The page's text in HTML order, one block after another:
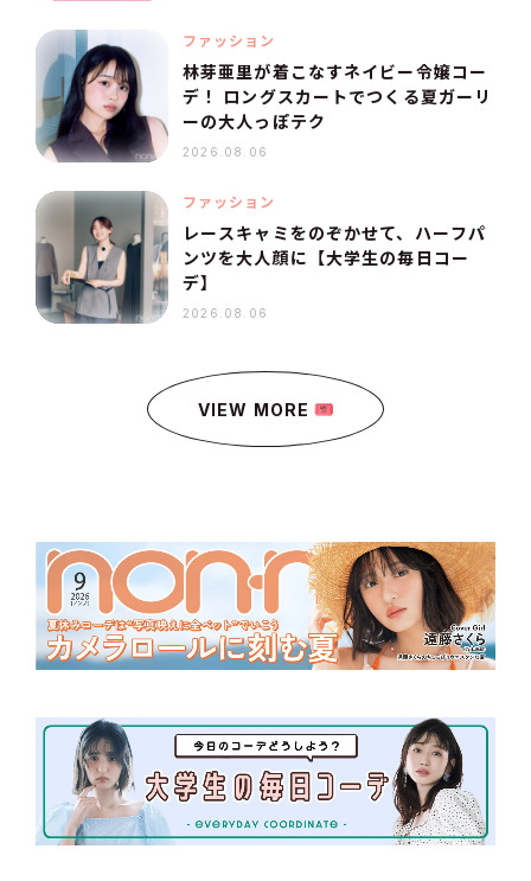
ファッション
林芽亜里が着こなすネイビー令嬢コー
デ！ ロングスカートでつくる夏ガーリ
ーの大人っぽテク
2026.08.06
ファッション
レースキャミをのぞかせて、ハーフパ
ンツを大人顔に【大学生の毎日コー
デ】
2026.08.06
VIEW MORE